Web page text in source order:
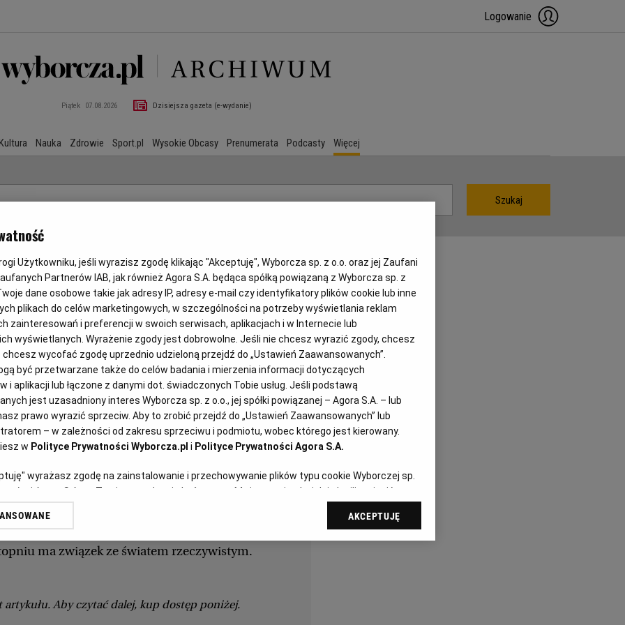
Logowanie
Piątek 07.08.2026 Dzisiejsza gazeta (e-wydanie)
Nauka Zdrowie Sport.pl Wysokie Obcasy Prenumerata Podcasty Więcej
Szukaj
GAZETA WYBORCZA 2007-03-16 5166 znaków
platońskie cienie w pieczarze. Politycy
które mają luźny związek z otaczającą nas
Zawzięcie spierają się o sprawy drugorzędne,
inny pogląd, choć wcale nie są przekonani o jego
tak nie po to, by osiągnąć coś realnego - na
do którego się zwracają. Jedynym celem wielu
się od innych polityków. Cienie na ścianie
się bezładnie, toczą ze sobą dziwną walkę, która
ma związek ze światem rzeczywistym.
artykułu. Aby czytać dalej, kup dostęp poniżej.
Użytkowniku, jeśli wyrazisz zgodę klikając "Akceptuję", Wyborcza sp. z o.o. oraz jej Zaufani
Partnerów IAB, jak również Agora S.A. będąca spółką powiązaną z Wyborcza sp. z
dane osobowe takie jak adresy IP, adresy e-mail czy identyfikatory plików cookie lub inne
plikach do celów marketingowych, w szczególności na potrzeby wyświetlania reklam
zainteresowań i preferencji w swoich serwisach, aplikacjach i w Internecie lub
wyświetlanych. Wyrażenie zgody jest dobrowolne. Jeśli nie chcesz wyrazić zgody, chcesz
wycofać zgodę uprzednio udzieloną przejdź do „Ustawień Zaawansowanych”.
być przetwarzane także do celów badania i mierzenia informacji dotyczących
i aplikacji lub łączone z danymi dot. świadczonych Tobie usług. Jeśli podstawą
jest uzasadniony interes Wyborcza sp. z o.o., jej spółki powiązanej – Agora S.A. – lub
prawo wyrazić sprzeciw. Aby to zrobić przejdź do „Ustawień Zaawansowanych” lub
– w zależności od zakresu sprzeciwu i podmiotu, wobec którego jest kierowany.
w Polityce Prywatności Wyborcza.pl i Polityce Prywatności Agora S.A.
wyrażasz zgodę na zainstalowanie i przechowywanie plików typu cookie Wyborczej sp.
i Agora S.A. na Twoim urządzeniu końcowym. Możesz też w każdej chwili zmienić
cookie, ponownie wywołując narzędzie do zarządzania Twoimi preferencjami dot.
odnośnik „Ustawienia prywatności” w stopce serwisu i przechodząc do sekcji
na urządzeniu lub dostęp do nich. Spersonalizowane reklamy i treści, pomiar reklam i
ulepszanie usług. Lista Zaufanych Partnerów
AKCEPTUJĘ